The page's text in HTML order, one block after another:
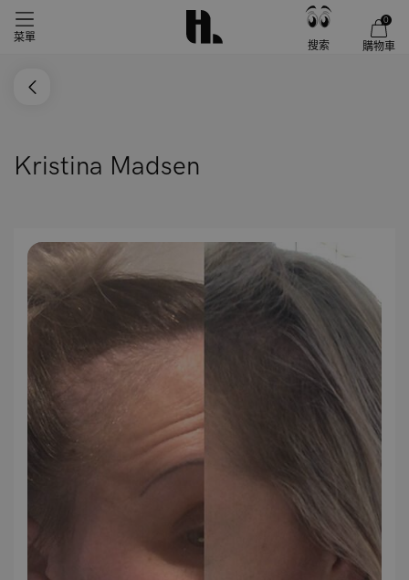
菜單
搜索
0
購物車
Kristina Madsen